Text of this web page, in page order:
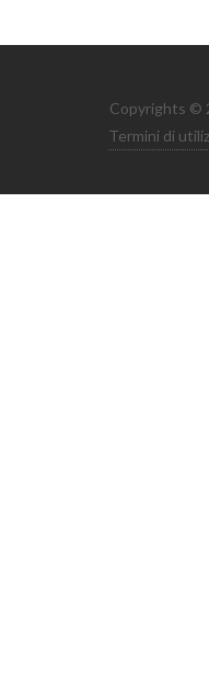
Copyrights ©
Termini di